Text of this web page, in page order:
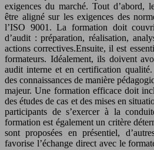
exigences du marché. Tout d’abord,
être aligné sur les exigences des
l’ISO 9001. La formation doit
d’audit : préparation, réalisation,
actions correctives.Ensuite, il est
formateurs. Idéalement, ils doivent
audit interne et en certification
des connaissances de manière
majeur. Une formation efficace doit
des études de cas et des mises en
participants de s’exercer à la
formation est également un critère
sont proposées en présentiel,
favorise l’échange direct avec le